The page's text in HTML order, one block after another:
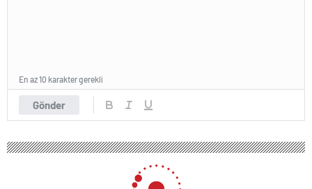
Gönder
En az 10 karakter gerekli